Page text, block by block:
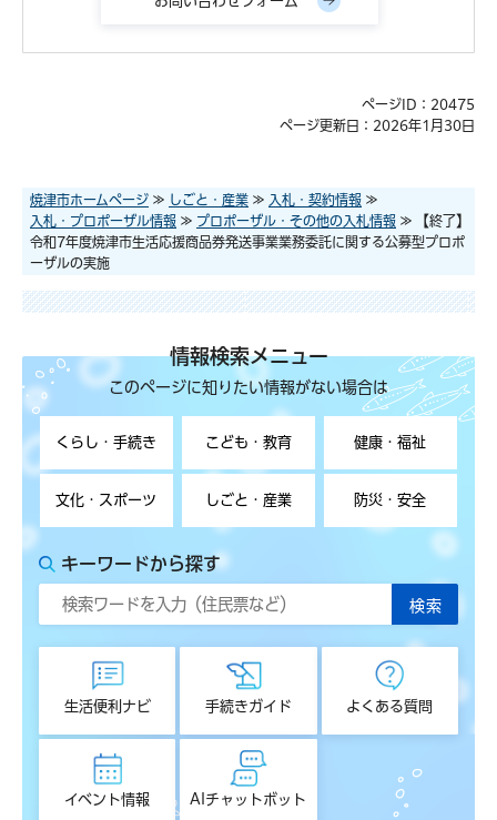
ページID：20475
ページ更新日：2026年1月30日
焼津市ホームページ ≫ しごと・産業 ≫ 入札・契約情報 ≫
入札・プロポーザル情報 ≫ プロポーザル・その他の入札情報 ≫ 【終了】
令和7年度焼津市生活応援商品券発送事業業務委託に関する公募型プロポ
ーザルの実施
情報検索メニュー
このページに知りたい情報がない場合は
くらし・手続き こども・教育 健康・福祉
文化・スポーツ しごと・産業 防災・安全
キーワードから探す
生活便利ナビ 手続きガイド よくある質問
イベント情報 AIチャットボット